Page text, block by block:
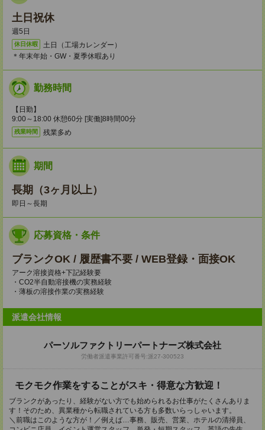
土日祝休
週5日
休日休暇
土日（工場カレンダー）
＊年末年始・GW・夏季休暇あり
勤務時間
【日勤】
9:00～18:00 休憩60分 [実働]8時間00分
残業時間 残業多め
期間
長期（3ヶ月以上）
即日～長期
応募資格・条件
ブランクOK / 履歴書不要 / WEB登録・面接OK
アーク溶接資格+下記経験要
・CO2半自動溶接機の実務経験
・薄板の溶接作業の実務経験
派遣会社情報
パーソルファクトリーパートナーズ株式会社
労働者派遣事業許可番号:派27-300523
モクモク作業をすることがスキ・得意な方歓迎！
ブランクがあったり、経験がない方でも始められるお仕事がたくさんありま
す！そのため、異業種から転職されている方も多数いらっしゃいます。
＼前職はこのような方が！／例えば…事務、販売、営業、ホテルの清掃員、